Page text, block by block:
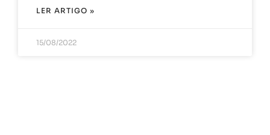
LER ARTIGO »
15/08/2022